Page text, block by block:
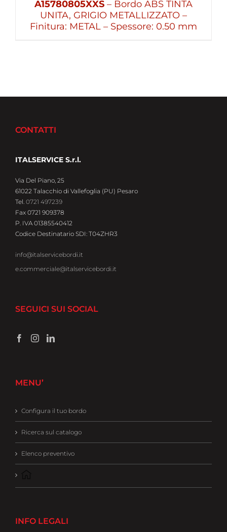
A15780805XXS – Bordo ABS TINTA
UNITA, GRIGIO METALLIZZATO –
Finitura: METAL – Spessore: 0.50 mm
CONTATTI
ITALSERVICE S.r.l.
Via Del Piano, 25
61022 Talacchio di Vallefoglia (PU) Pesaro
Tel. 0721 497239
Fax 0721 909378
P. IVA 01385540412
Codice Destinatario SDI: T04ZHR3
info@italservicebordi.it
e.commerciale@italservicebordi.it
SEGUICI SUI SOCIAL
MENU’
Configura il tuo bordo
Ricerca sul catalogo
Elenco preventivo
INFO LEGALI